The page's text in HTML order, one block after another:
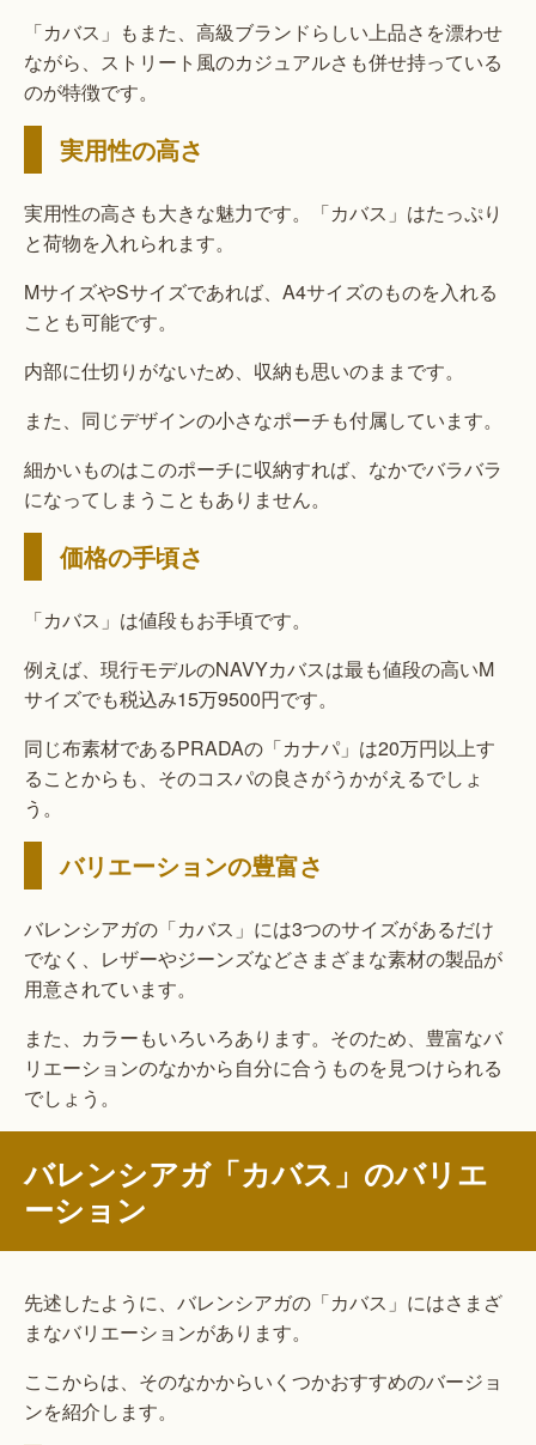
「カバス」もまた、高級ブランドらしい上品さを漂わせ
ながら、ストリート風のカジュアルさも併せ持っている
のが特徴です。
実用性の高さ
実用性の高さも大きな魅力です。「カバス」はたっぷり
と荷物を入れられます。
MサイズやSサイズであれば、A4サイズのものを入れる
ことも可能です。
内部に仕切りがないため、収納も思いのままです。
また、同じデザインの小さなポーチも付属しています。
細かいものはこのポーチに収納すれば、なかでバラバラ
になってしまうこともありません。
価格の手頃さ
「カバス」は値段もお手頃です。
例えば、現行モデルのNAVYカバスは最も値段の高いM
サイズでも税込み15万9500円です。
同じ布素材であるPRADAの「カナパ」は20万円以上す
ることからも、そのコスパの良さがうかがえるでしょ
う。
バリエーションの豊富さ
バレンシアガの「カバス」には3つのサイズがあるだけ
でなく、レザーやジーンズなどさまざまな素材の製品が
用意されています。
また、カラーもいろいろあります。そのため、豊富なバ
リエーションのなかから自分に合うものを見つけられる
でしょう。
バレンシアガ「カバス」のバリエ
ーション
先述したように、バレンシアガの「カバス」にはさまざ
まなバリエーションがあります。
ここからは、そのなかからいくつかおすすめのバージョ
ンを紹介します。